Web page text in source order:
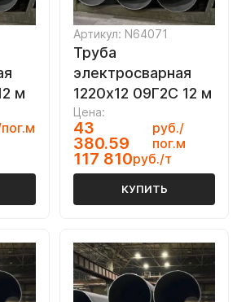
м
Артикул: N64071
Труба
электросварная
1220х12 09Г2С 12 м
Цена:
43
380.59
руб./
пог.м
117 810руб./т
КУПИТЬ